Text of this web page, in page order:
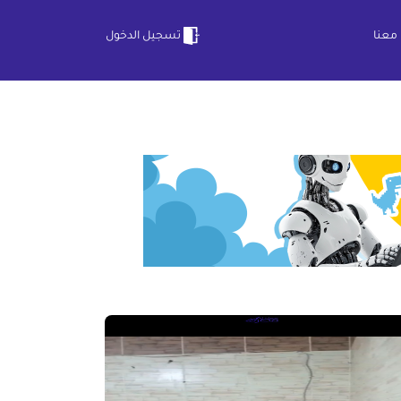
تسجيل الدخول